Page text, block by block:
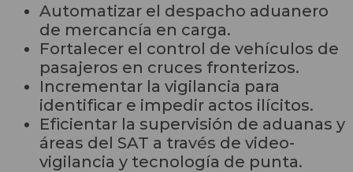
Automatizar el despacho aduanero
de mercancía en carga.
Fortalecer el control de vehículos de
pasajeros en cruces fronterizos.
Incrementar la vigilancia para
identificar e impedir actos ilícitos.
Eficientar la supervisión de aduanas y
áreas del SAT a través de video-
vigilancia y tecnología de punta.